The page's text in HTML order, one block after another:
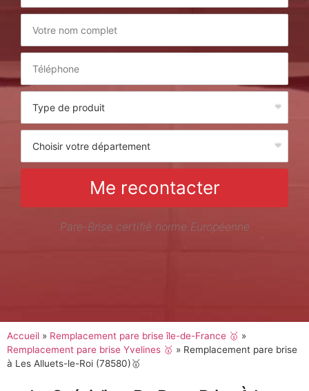
Me recontacter
Pare-Brise certifié norme Européenne
Accueil » Remplacement pare brise île-de-France 🥇 »
Remplacement pare brise Yvelines 🥇 » Remplacement pare brise
à Les Alluets-le-Roi (78580)🥇